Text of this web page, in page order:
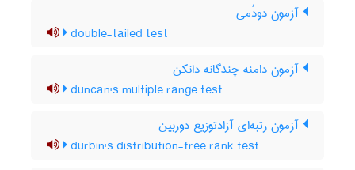
آزمون دودُمی
double-tailed test
آزمون دامنه چندگانه دانکن
duncan's multiple range test
آزمون رتبه‌ای آزادتوزیع دوربین
durbin's distribution-free rank test